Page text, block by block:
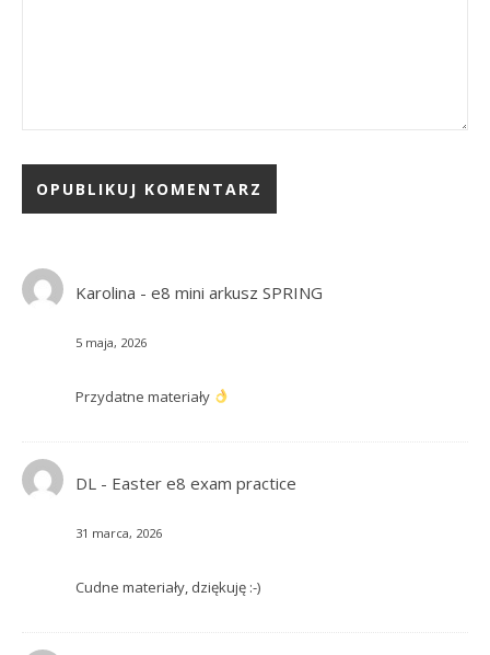
Karolina - e8 mini arkusz SPRING
5 maja, 2026
Przydatne materiały
DL- Easter e8 exam practice
31 marca, 2026
Cudne materiały, dziękuję :-)